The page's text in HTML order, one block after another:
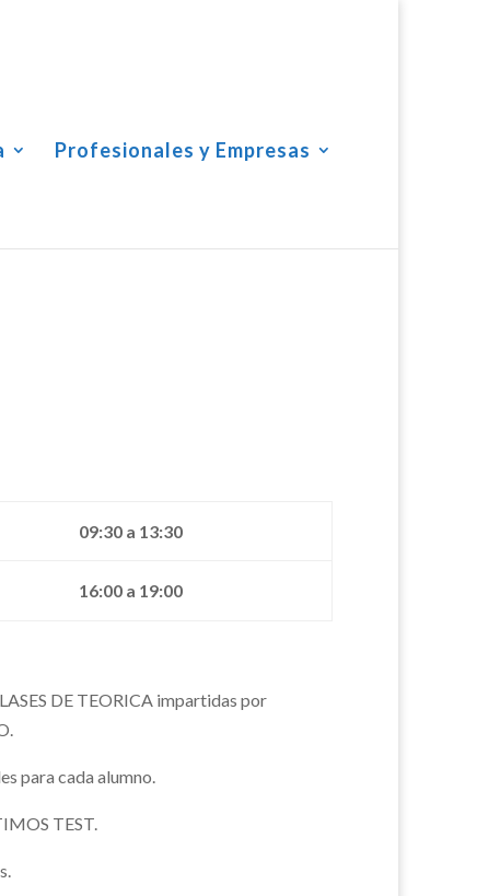
Profesionales y Empresas
09:30 a 13:30
16:00 a 19:00
DE TEORICA impartidas por
para cada alumno.
TEST.